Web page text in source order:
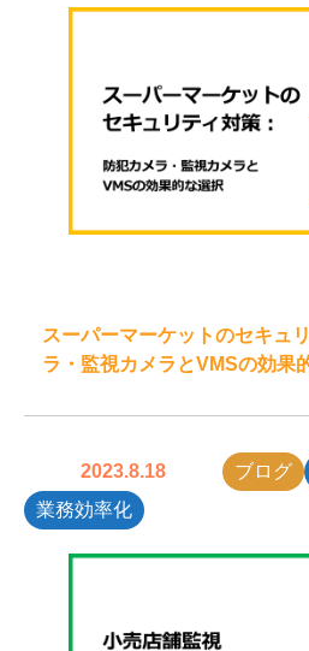
スーパーマーケットのセキュ
ラ・監視カメラとVMSの効果
2023.8.18 ブログ
業務効率化